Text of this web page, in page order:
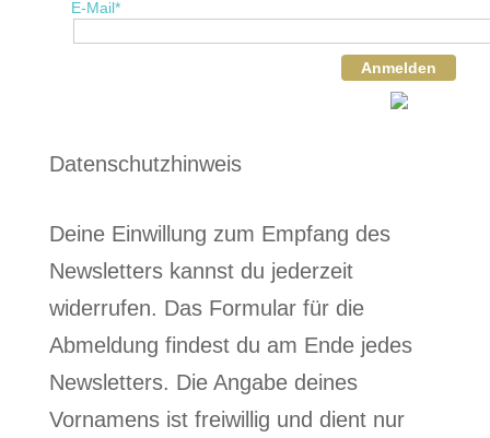
E-Mail*
Anmelden
Datenschutzhinweis
Deine Einwillung zum Empfang des
Newsletters kannst du jederzeit
widerrufen. Das Formular für die
Abmeldung findest du am Ende jedes
Newsletters. Die Angabe deines
Vornamens ist freiwillig und dient nur